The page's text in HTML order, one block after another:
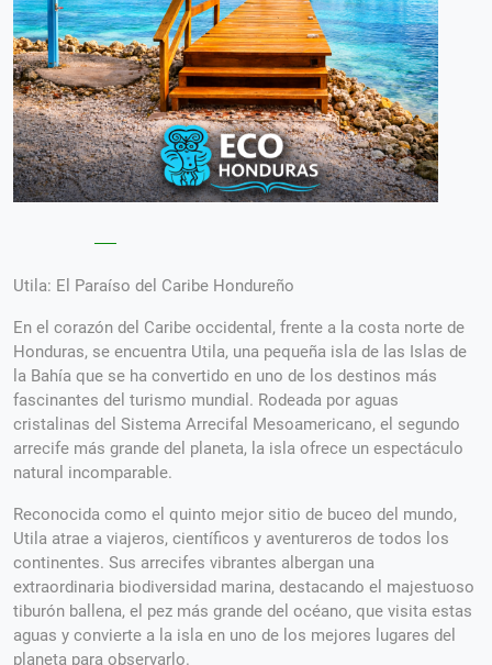
Utila: El Paraíso del Caribe Hondureño
En el corazón del Caribe occidental, frente a la costa norte de
Honduras, se encuentra Utila, una pequeña isla de las Islas de
la Bahía que se ha convertido en uno de los destinos más
fascinantes del turismo mundial. Rodeada por aguas
cristalinas del Sistema Arrecifal Mesoamericano, el segundo
arrecife más grande del planeta, la isla ofrece un espectáculo
natural incomparable.
Reconocida como el quinto mejor sitio de buceo del mundo,
Utila atrae a viajeros, científicos y aventureros de todos los
continentes. Sus arrecifes vibrantes albergan una
extraordinaria biodiversidad marina, destacando el majestuoso
tiburón ballena, el pez más grande del océano, que visita estas
aguas y convierte a la isla en uno de los mejores lugares del
planeta para observarlo.